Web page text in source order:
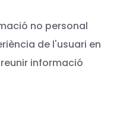
no personal
de l'usuari en
informació